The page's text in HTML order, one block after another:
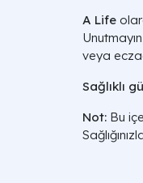
A Life
veya
Sağlıklı
Not: Bu